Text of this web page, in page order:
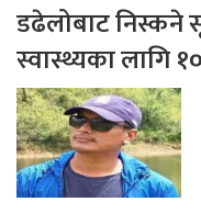
डढेलोबाट निस्कने
स्वास्थ्यका लागि